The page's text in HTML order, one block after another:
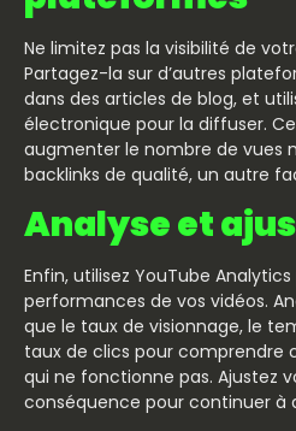
Ne limitez pas la visibilité de
Partagez-la sur d’autres
dans des articles de blog, et
électronique pour la diffuser.
augmenter le nombre de vues
backlinks de qualité, un autre
Analyse et
Enfin, utilisez YouTube
performances de vos vidéos.
que le taux de visionnage, le
taux de clics pour comprendre
qui ne fonctionne pas. Ajustez
conséquence pour continuer à